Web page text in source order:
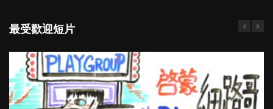
最受歡迎短片